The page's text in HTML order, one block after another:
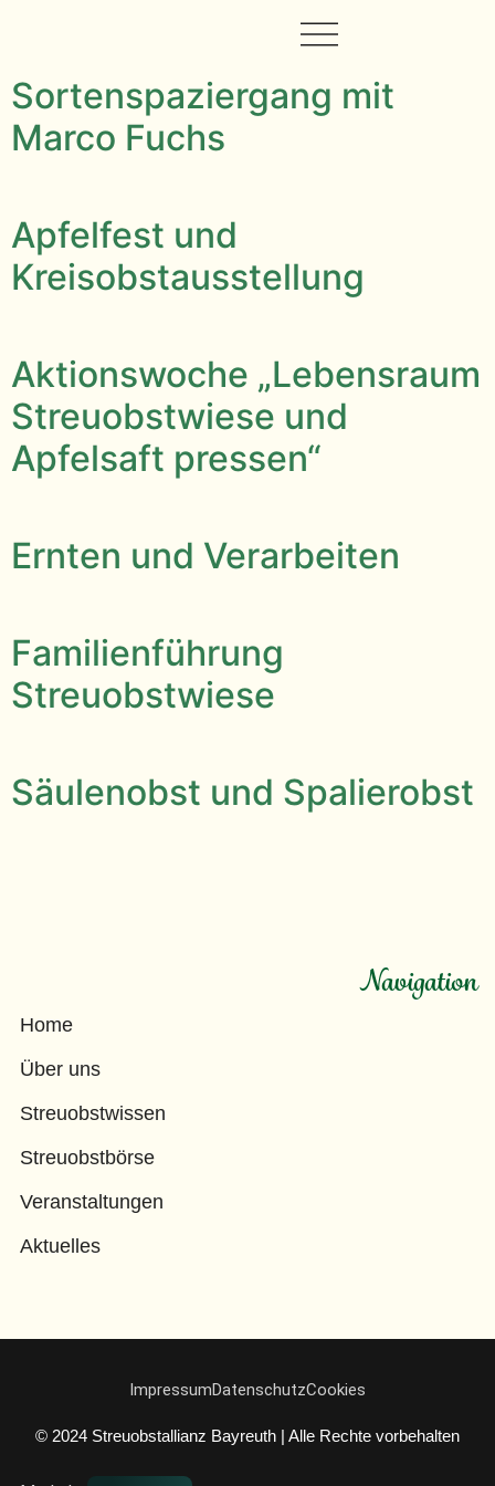
Sortenspaziergang mit
Marco Fuchs
Apfelfest und
Kreisobstausstellung
Aktionswoche „Lebensraum
Streuobstwiese und
Apfelsaft pressen“
Ernten und Verarbeiten
Familienführung
Streuobstwiese
Säulenobst und Spalierobst
Navigation
Home
Über uns
Streuobstwissen
Streuobstbörse
Veranstaltungen
Aktuelles
ImpressumDatenschutzCookies
© 2024 Streuobstallianz Bayreuth | Alle Rechte vorbehalten